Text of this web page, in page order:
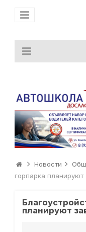
Новости
горпарка
планируют